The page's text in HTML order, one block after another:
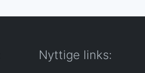
Nyttige links: